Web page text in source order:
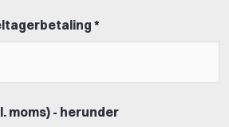
*
moms) - herunder